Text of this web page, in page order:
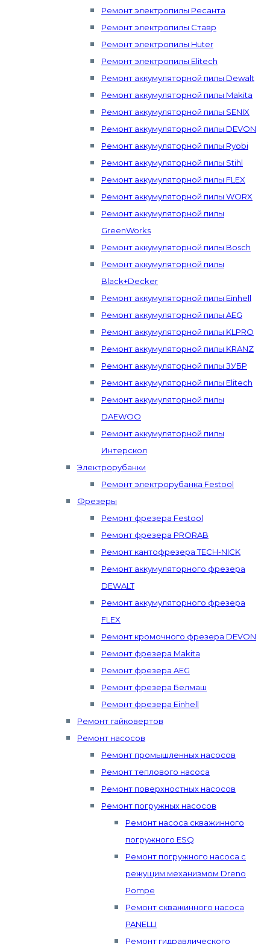
Ремонт электропилы Ресанта
Ремонт электропилы Ставр
Ремонт электропилы Huter
Ремонт электропилы Elitech
Ремонт аккумуляторной пилы Dewalt
Ремонт аккумуляторной пилы Makita
Ремонт аккумуляторной пилы SENIX
Ремонт аккумуляторной пилы DEVON
Ремонт аккумуляторной пилы Ryobi
Ремонт аккумуляторной пилы Stihl
Ремонт аккумуляторной пилы FLEX
Ремонт аккумуляторной пилы WORX
Ремонт аккумуляторной пилы
GreenWorks
Ремонт аккумуляторной пилы Bosch
Ремонт аккумуляторной пилы
Black+Decker
Ремонт аккумуляторной пилы Einhell
Ремонт аккумуляторной пилы AEG
Ремонт аккумуляторной пилы KLPRO
Ремонт аккумуляторной пилы KRANZ
Ремонт аккумуляторной пилы ЗУБР
Ремонт аккумуляторной пилы Elitech
Ремонт аккумуляторной пилы
DAEWOO
Ремонт аккумуляторной пилы
Интерскол
Электрорубанки
Ремонт электрорубанка Festool
Фрезеры
Ремонт фрезера Festool
Ремонт фрезера PRORAB
Ремонт кантофрезера TECH-NICK
Ремонт аккумуляторного фрезера
DEWALT
Ремонт аккумуляторного фрезера
FLEX
Ремонт кромочного фрезера DEVON
Ремонт фрезера Makita
Ремонт фрезера AEG
Ремонт фрезера Белмаш
Ремонт фрезера Einhell
Ремонт гайковертов
Ремонт насосов
Ремонт промышленных насосов
Ремонт теплового насоса
Ремонт поверхностных насосов
Ремонт погружных насосов
Ремонт насоса скважинного
погружного ESQ
Ремонт погружного насоса с
режущим механизмом Dreno
Pompe
Ремонт скважинного насоса
PANELLI
Ремонт гидравлического